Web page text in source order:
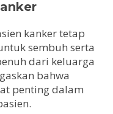
kanker tetap
sembuh serta
dari keluarga
bahwa
penting dalam